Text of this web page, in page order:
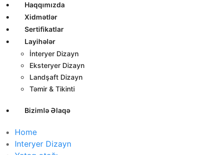
Haqqımızda
Xidmətlər
Sertifikatlar
Layihələr
İnteryer Dizayn
Eksteryer Dizayn
Landşaft Dizayn
Təmir & Tikinti
Bizimlə Əlaqə
Home
Interyer Dizayn